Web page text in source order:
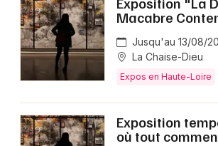
Newsletter des sorties
Artistes en tournée
Actus en Haute-Loire
Magazine en Haute-Loire
Macabre
Jusqu'au 13/08/
La Chaise-Dieu
Expos en Haute-Loire
Exposition
où tout